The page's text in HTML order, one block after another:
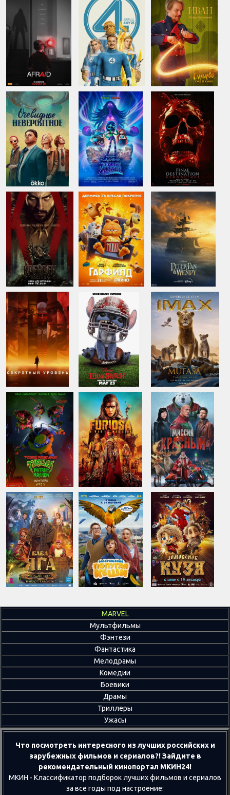
MARVEL
Мультфильмы
Фэнтези
Фантастика
Мелодрамы
Комедии
Боевики
Драмы
Триллеры
Ужасы
Что посмотреть интересного из лучших российских и
зарубежных фильмов и сериалов?! Зайдите в
рекомендательный кинопортал МКИН24!
МКИН - Классификатор подборок лучших фильмов и сериалов
за все годы под настроение: